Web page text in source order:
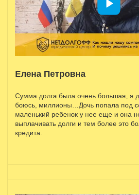
Елена Петровна
Сумма долга была очень большая, я
боюсь, миллионы…Дочь попала под
маленький ребенок у нее еще и она
выплачивать долги и тем более это
кредита.